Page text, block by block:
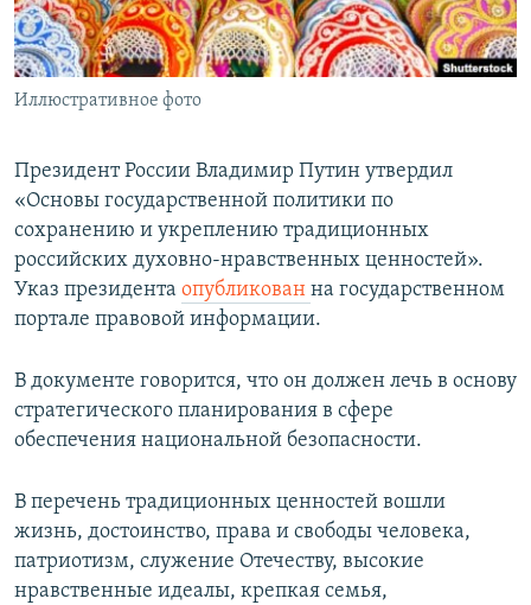
Иллюстративное фото
Президент России Владимир Путин утвердил
«Основы государственной политики по
сохранению и укреплению традиционных
российских духовно-нравственных ценностей».
Указ президента опубликован на государственном
портале правовой информации.
В документе говорится, что он должен лечь в основу
стратегического планирования в сфере
обеспечения национальной безопасности.
В перечень традиционных ценностей вошли
жизнь, достоинство, права и свободы человека,
патриотизм, служение Отечеству, высокие
нравственные идеалы, крепкая семья,